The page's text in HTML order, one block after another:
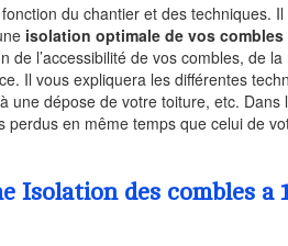
du chantier et des techniques.
isolation optimale de vos combles
de l’accessibilité de vos combles, de
Il vous expliquera les différentes
une dépose de votre toiture, etc. Dans
perdus en même temps que celui de
Isolation des combles a